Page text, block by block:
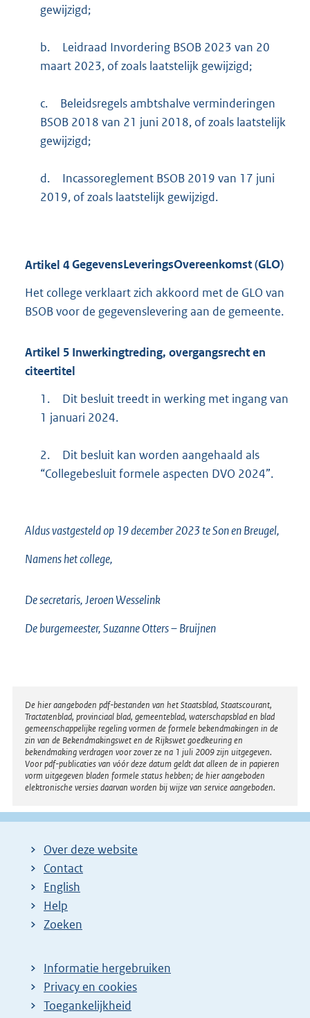
gewijzigd;
b.
Leidraad Invordering BSOB 2023 van 20
maart 2023, of zoals laatstelijk gewijzigd;
c.
Beleidsregels ambtshalve verminderingen
BSOB 2018 van 21 juni 2018, of zoals laatstelijk
gewijzigd;
d.
Incassoreglement BSOB 2019 van 17 juni
2019, of zoals laatstelijk gewijzigd.
Artikel 4GegevensLeveringsOvereenkomst (GLO)
Het college verklaart zich akkoord met de GLO van
BSOB voor de gegevenslevering aan de gemeente.
Artikel 5 Inwerkingtreding, overgangsrecht en
citeertitel
1.
Dit besluit treedt in werking met ingang van
1 januari 2024.
2.
Dit besluit kan worden aangehaald als
“Collegebesluit formele aspecten DVO 2024”.
Aldus vastgesteld op 19 december 2023 te Son en Breugel,
Namens het college,
De secretaris, Jeroen Wesselink
De burgemeester, Suzanne Otters – Bruijnen
Disclaimer
De hier aangeboden pdf-bestanden van het Staatsblad, Staatscourant,
Tractatenblad, provinciaal blad, gemeenteblad, waterschapsblad en blad
gemeenschappelijke regeling vormen de formele bekendmakingen in de
zin van de Bekendmakingswet en de Rijkswet goedkeuring en
bekendmaking verdragen voor zover ze na 1 juli 2009 zijn uitgegeven.
Voor pdf-publicaties van vóór deze datum geldt dat alleen de in papieren
vorm uitgegeven bladen formele status hebben; de hier aangeboden
elektronische versies daarvan worden bij wijze van service aangeboden.
Over deze website
Contact
English
Help
Zoeken
Informatie hergebruiken
Privacy en cookies
Toegankelijkheid